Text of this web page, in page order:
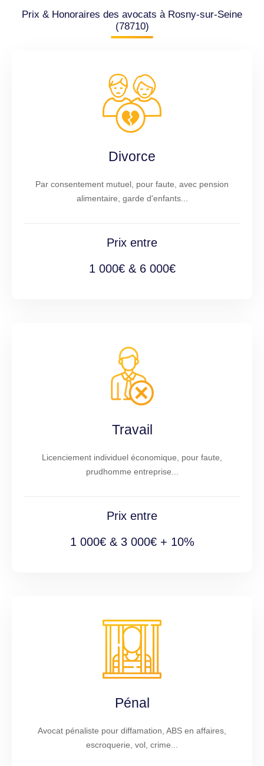
Prix & Honoraires des avocats à Rosny-sur-Seine
(78710)
Divorce
Par consentement mutuel, pour faute, avec pension
alimentaire, garde d'enfants...
Prix entre
1 000€ & 6 000€
Travail
Licenciement individuel économique, pour faute,
prudhomme entreprise...
Prix entre
1 000€ & 3 000€ + 10%
Pénal
Avocat pénaliste pour diffamation, ABS en affaires,
escroquerie, vol, crime...